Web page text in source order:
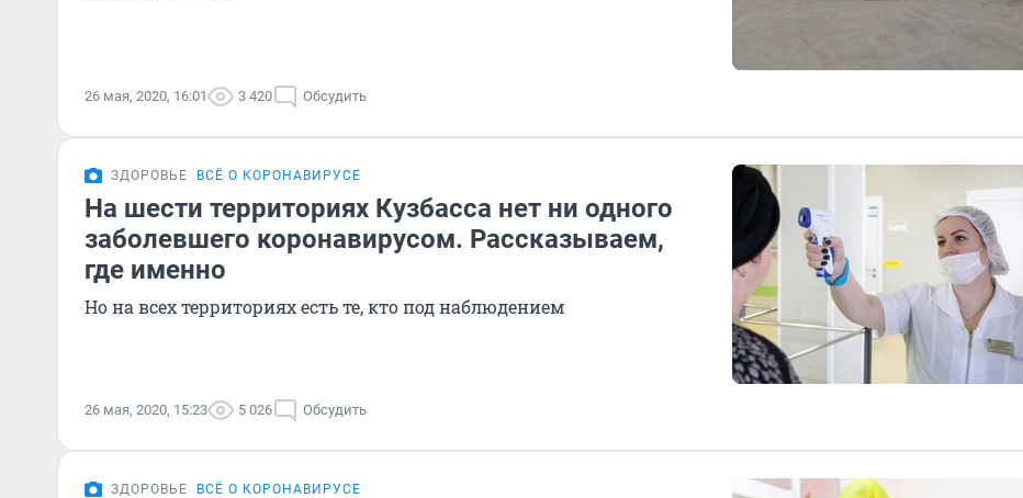
26 мая, 2020, 16:01 3 420 Обсудить
ЗДОРОВЬЕ ВСЁ О КОРОНАВИРУСЕ
На шести территориях Кузбасса нет ни одного
заболевшего коронавирусом. Рассказываем,
где именно
Но на всех территориях есть те, кто под наблюдением
26 мая, 2020, 15:23 5 026 Обсудить
ЗДОРОВЬЕ ВСЁ О КОРОНАВИРУСЕ